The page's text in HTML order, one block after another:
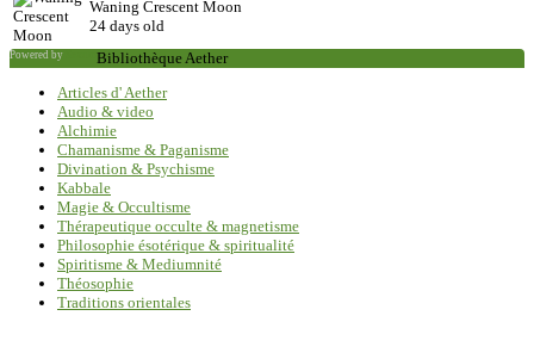
Waning Crescent Moon
24 days old
Powered by
Bibliothèque Aether
Articles d' Aether
Audio & video
Alchimie
Chamanisme & Paganisme
Divination & Psychisme
Kabbale
Magie & Occultisme
Thérapeutique occulte & magnetisme
Philosophie ésotérique & spiritualité
Spiritisme & Mediumnité
Théosophie
Traditions orientales